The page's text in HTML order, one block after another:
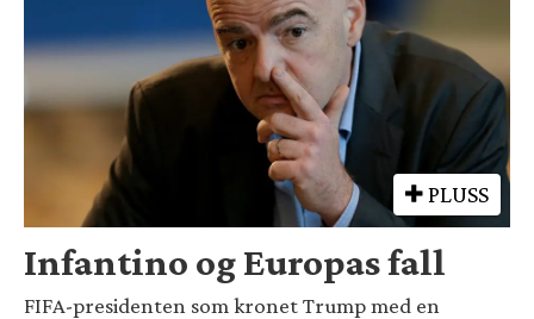
PLUSS
Infantino og Europas fall
FIFA-presidenten som kronet Trump med en